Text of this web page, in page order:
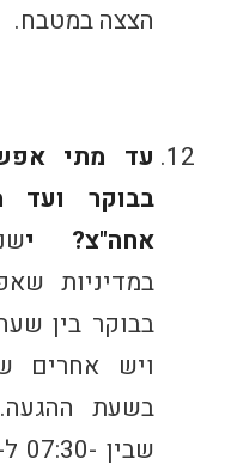
הצצה במטבח.
עד מתי
בבוקר
אחה"צ? י
במדיניות
בבוקר בין
ויש אחרים
בשעת